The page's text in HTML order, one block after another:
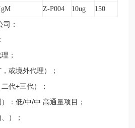
Z-P004 10ug 150
：
；
或境外代理）；
二代+三代）；
）：低/中/中 高通量项目；
）；